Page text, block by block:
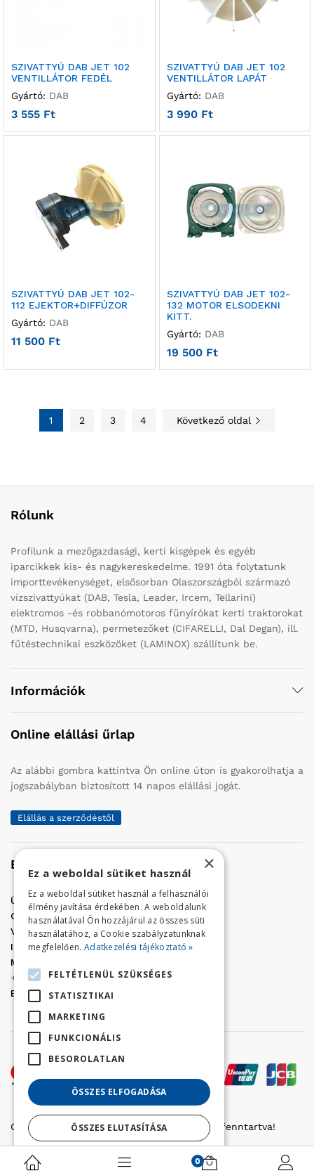
SZIVATTYÚ DAB JET 102
VENTILLÁTOR FEDÉL
Gyártó: DAB
3 555 Ft
SZIVATTYÚ DAB JET 102
VENTILLÁTOR LAPÁT
Gyártó: DAB
3 990 Ft
SZIVATTYÚ DAB JET 102-
112 EJEKTOR+DIFFÚZOR
Gyártó: DAB
11 500 Ft
SZIVATTYÚ DAB JET 102-
132 MOTOR ELSODEKNI
KITT.
Gyártó: DAB
19 500 Ft
1 2 3 4 Következő oldal
Rólunk
Profilunk a mezőgazdasági, kerti kisgépek és egyéb
iparcikkek kis- és nagykereskedelme. 1991 óta folytatunk
importtevékenységet, elsősorban Olaszországból származó
vízszivattyúkat (DAB, Tesla, Leader, Ircem, Tellarini)
elektromos -és robbanómotoros fűnyírókat kerti traktorokat
(MTD, Husqvarna), permetezőket (CIFARELLI, Dal Degan), ill.
fűtéstechnikai eszközöket (LAMINOX) szállítunk be.
Információk
Online elállási űrlap
Az alábbi gombra kattintva Ön online úton is gyakorolhatja a
jogszabályban biztosított 14 napos elállási jogát.
Elállás a szerződéstől
Elérhetőség
Üzletünk címe:Szolnok, Vércse út 17.
Golf Center Áruház:
06 (56) 423-324
VÁR-Kert Áruház: 06 (56) 429-771
Iroda:06 (56) 421-857
Megrendelés, termék információ:
+36 (70) 938-3356
E-mail:
golfaruhaz@gmail.com
Copyright © 2022 Golfker Kft. - Minden jog fenntartva!
0
×
Ez a weboldal sütiket használ
Ez a weboldal sütiket használ a felhasználói
élmény javítása érdekében. A weboldalunk
használatával Ön hozzájárul az összes süti
használatához, a Cookie szabályzatunknak
megfelelően. Adatkezelési tájékoztató »
FELTÉTLENÜL SZÜKSÉGES
STATISZTIKAI
MARKETING
FUNKCIONÁLIS
BESOROLATLAN
ÖSSZES ELFOGADÁSA
ÖSSZES ELUTASÍTÁSA
Részletek megjelenítése